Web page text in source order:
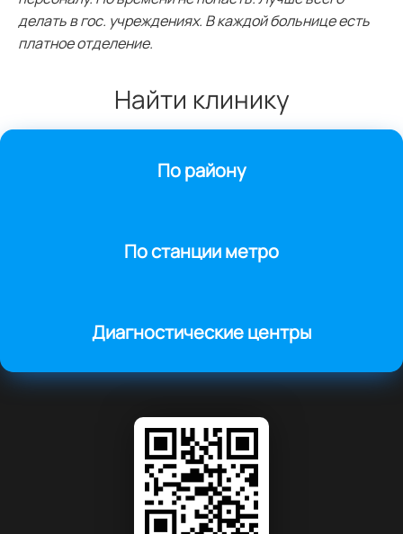
делать в гос. учреждениях. В каждой больнице есть
платное отделение.
Найти клинику
По району
По станции метро
Диагностические центры